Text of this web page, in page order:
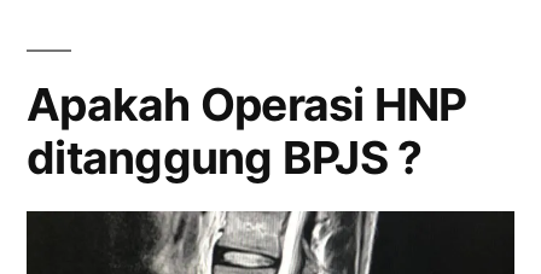
Apakah Operasi HNP
ditanggung BPJS ?